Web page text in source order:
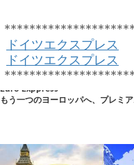
ドイツエクスプレス
ドイツエクスプレス
Euro Exppress
もう一つのヨーロッパへ、プレミ